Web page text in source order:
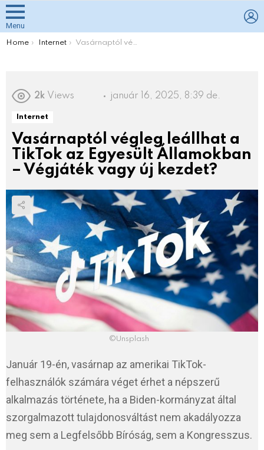
Menu
You are here:
Home Internet Vasárnaptól végleg leállhat a TikTok az Egyesült Államokban – Végjáték vagy új kezdet?
2k Views január 16, 2025, 8:39 de.
Internet
Vasárnaptól végleg leállhat a
TikTok az Egyesült Államokban
– Végjáték vagy új kezdet?
©Unsplash
Január 19-én, vasárnap az amerikai TikTok-
felhasználók számára véget érhet a népszerű
alkalmazás története, ha a Biden-kormányzat által
szorgalmazott tulajdonosváltást nem akadályozza
meg sem a Legfelsőbb Bíróság, sem a Kongresszus.